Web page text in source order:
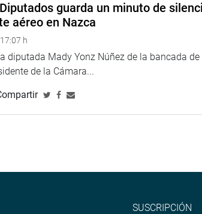
guarda un minuto de
aéreo en Nazca
h
diputada Mady Yonz Núñez de la bancada de
de la Cámara...
SUSCRIPCIÓN